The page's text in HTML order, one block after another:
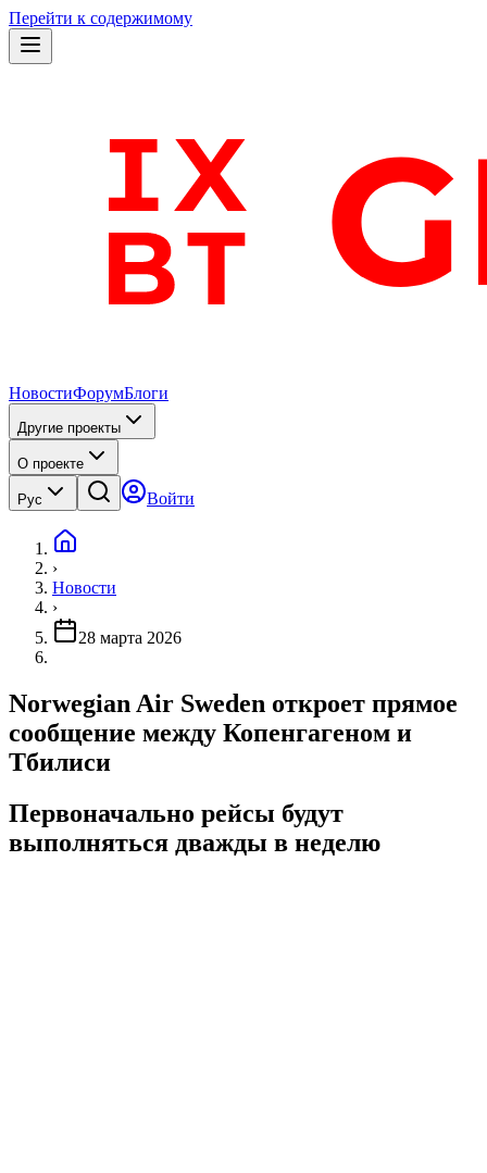
Перейти к содержимому
НовостиФорумБлоги
Другие проекты
О проекте
Рус Войти
›
Новости
›
28 марта 2026
Norwegian Air Sweden откроет прямое
сообщение между Копенгагеном и
Тбилиси
Первоначально рейсы будут
выполняться дважды в неделю